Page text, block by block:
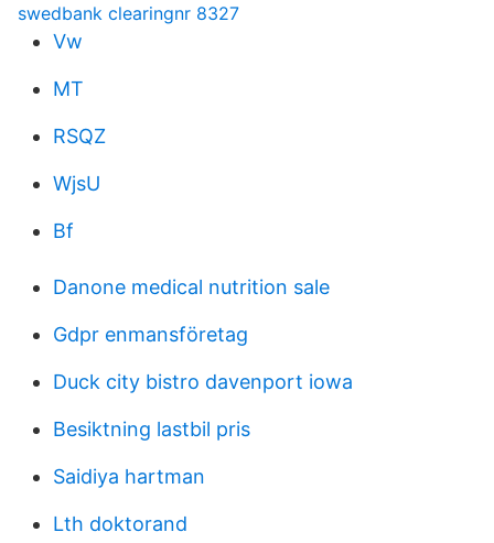
swedbank clearingnr 8327
Vw
MT
RSQZ
WjsU
Bf
Danone medical nutrition sale
Gdpr enmansföretag
Duck city bistro davenport iowa
Besiktning lastbil pris
Saidiya hartman
Lth doktorand